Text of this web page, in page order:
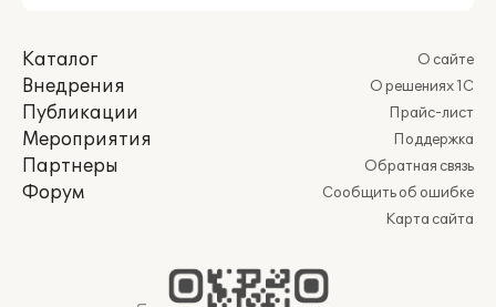
Каталог
Внедрения
Публикации
Мероприятия
Партнеры
Форум
О сайте
О решениях 1С
Прайс-лист
Поддержка
Обратная связь
Сообщить об ошибке
Карта сайта